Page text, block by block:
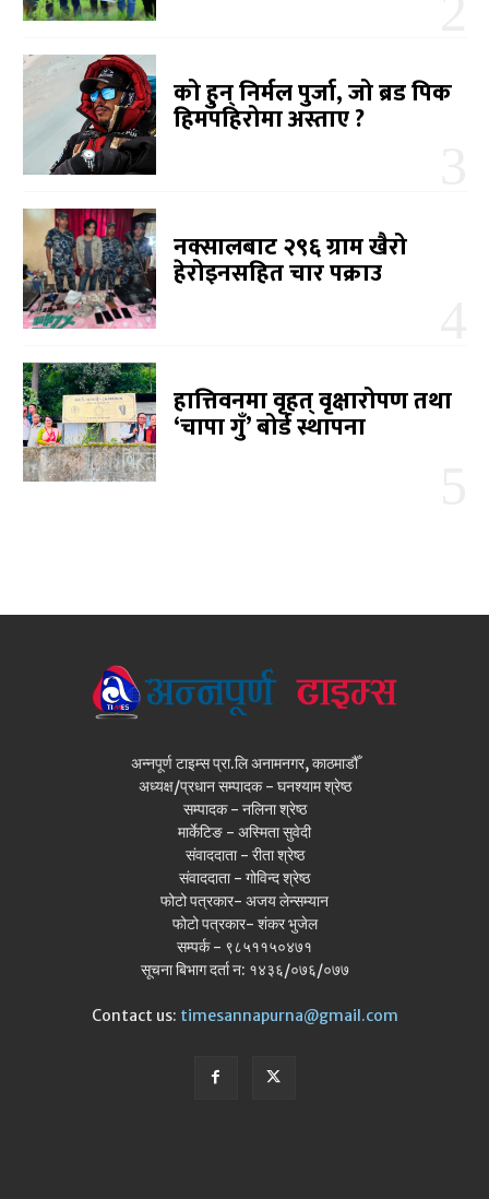
को हुन् निर्मल पुर्जा, जो ब्रड पिक
हिमपहिरोमा अस्ताए ?
नक्सालबाट २९६ ग्राम खैरो
हेरोइनसहित चार पक्राउ
हात्तिवनमा वृहत् वृक्षारोपण तथा
‘चापा गुँ’ बोर्ड स्थापना
अन्नपूर्ण टाइम्स प्रा.लि अनामनगर, काठमाडौँ
अध्यक्ष/प्रधान सम्पादक - घनश्याम श्रेष्ठ
सम्पादक - नलिना श्रेष्ठ
मार्केटिङ - अस्मिता सुवेदी
संवाददाता - रीता श्रेष्ठ
संवाददाता - गोविन्द श्रेष्ठ
फोटो पत्रकार- अजय लेन्सम्यान
फोटो पत्रकार- शंकर भुजेल
सम्पर्क - ९८५११५०४७१
सूचना बिभाग दर्ता न: १४३६/०७६/०७७
Contact us: timesannapurna@gmail.com